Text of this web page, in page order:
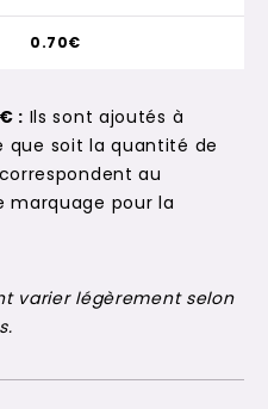
0.70€
: Ils sont ajoutés à
que soit la quantité de
au
marquage pour la
varier légèrement selon